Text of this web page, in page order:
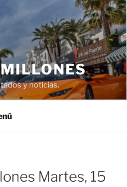
y noticias.
Martes, 15